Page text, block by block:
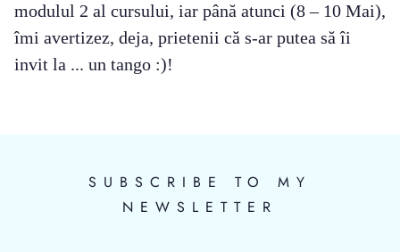
modulul 2 al cursului, iar până atunci (8 – 10 Mai),
îmi avertizez, deja, prietenii că s-ar putea să îi
invit la ... un tango :)!
SUBSCRIBE TO MY
NEWSLETTER